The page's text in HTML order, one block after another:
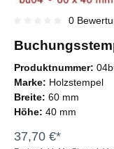
0
Produktnummer:
Marke: Holzstempel
Breite: 60 mm
Höhe: 40 mm
37,70 €*